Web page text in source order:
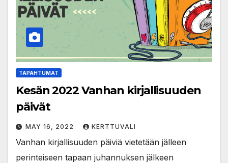
TAPAHTUMAT
Kesän 2022 Vanhan kirjallisuuden
päivät
MAY 16, 2022 KERTTUVALI
Vanhan kirjallisuuden päiviä vietetään jälleen
perinteiseen tapaan juhannuksen jälkeen